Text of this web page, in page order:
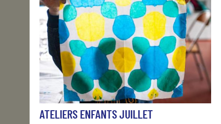
ATELIERS ENFANTS JUILLET